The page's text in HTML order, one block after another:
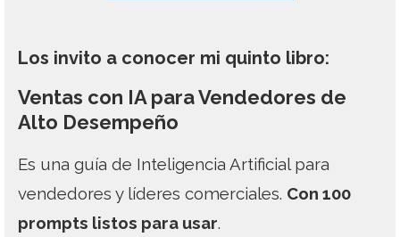
Los invito a conocer mi quinto libro:
Ventas con IA para Vendedores de
Alto Desempeño
Es una guía de Inteligencia Artificial para
vendedores y líderes comerciales. Con 100
prompts listos para usar.